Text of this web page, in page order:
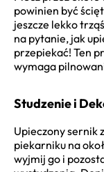
powinien być
jeszcze lekko
na pytanie, jak
przepiekać! Ten
wymaga
Studzenie i
Upieczony sernik
piekarniku na
wyjmij go i